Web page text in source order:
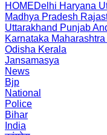
HOMEDelhi Haryana
Madhya Pradesh
Uttarakhand Punjab
Karnataka Maharashtra
Odisha Kerala
Jansamasya
News
Bjp
National
Police
Bihar
India